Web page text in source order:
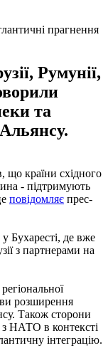
прагнення
Румунії,
та
що країни східного
- підтримують
повідомляє прес-
Бухаресті, де вже
з партнерами на
розширення
Також сторони
з НАТО в контексті
інтеграцію.